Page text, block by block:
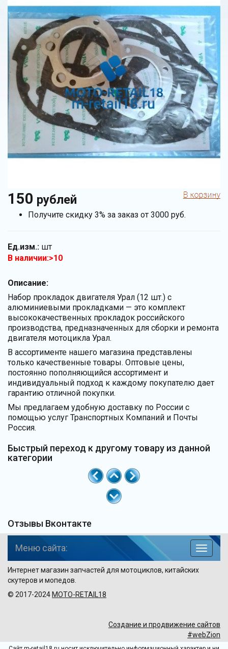
150 рублей
Получите скидку 3% за заказ от 3000 руб.
Ед.изм.: шт
В наличии:>10
Описание:
Набор прокладок двигателя Урал (12 шт.) с
алюминиевыми прокладками — это комплект
высококачественных прокладок российского
производства, предназначенных для сборки и ремонта
двигателя мотоцикла Урал.
В ассортименте нашего магазина представлены
только качественные товары. Оптовые цены,
постоянно пополняющийся ассортимент и
индивидуальный подход к каждому покупателю дает
гарантию отличной покупки.
Мы предлагаем удобную доставку по России с
помощью услуг Транспортных Компаний и Почты
Россия.
Быстрый переход к другому товару из данной
категории
Отзывы Вконтакте
по
Меню сайта:
Интернет магазин запчастей для мотоциклов, китайских
скутеров и мопедов.
© 2017-2024 MOTO-RETAIL18
Создание и продвижение сайтов
#webZion